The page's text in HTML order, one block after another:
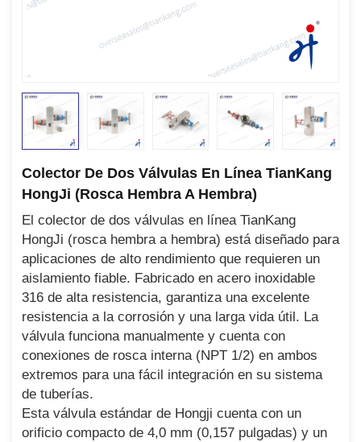
Colector De Dos Válvulas En Línea TianKang
HongJi (rosca Hembra A Hembra)
El colector de dos válvulas en línea TianKang
HongJi (rosca hembra a hembra) está diseñado para
aplicaciones de alto rendimiento que requieren un
aislamiento fiable. Fabricado en acero inoxidable
316 de alta resistencia, garantiza una excelente
resistencia a la corrosión y una larga vida útil. La
válvula funciona manualmente y cuenta con
conexiones de rosca interna (NPT 1/2) en ambos
extremos para una fácil integración en su sistema
de tuberías.
Esta válvula estándar de Hongji cuenta con un
orificio compacto de 4,0 mm (0,157 pulgadas) y un